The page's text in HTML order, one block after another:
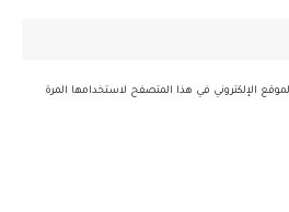
الإلكتروني في هذا المتصفح لاستخدامها المرة